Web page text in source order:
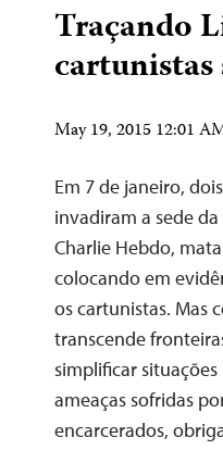
Traçando
cartunistas
May 19, 2015 12:01
Em 7 de janeiro,
invadiram a sede
Charlie Hebdo,
colocando em
os cartunistas. Mas
transcende
simplificar
ameaças sofridas
encarcerados,